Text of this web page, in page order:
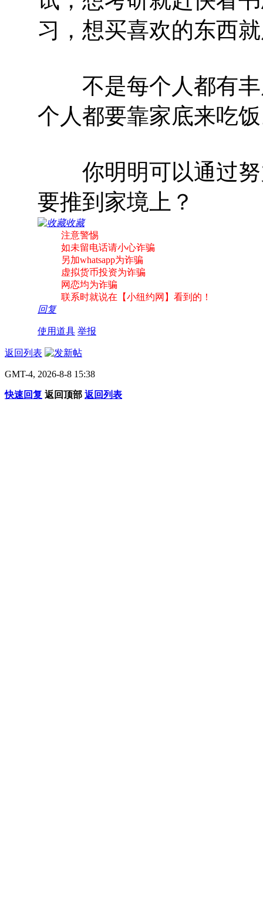
习，想买喜欢的东西
不是每个人都有丰
个人都要靠家底来吃
你明明可以通过努
要推到家境上？
收藏
注意警惕
如未留电话请小心诈骗
另加whatsapp为诈骗
虚拟货币投资为诈骗
网恋均为诈骗
联系时就说在【小纽约网】看到的！
回复
使用道具 举报
返回列表
GMT-4, 2026-8-8 15:38
快速回复 返回顶部 返回列表